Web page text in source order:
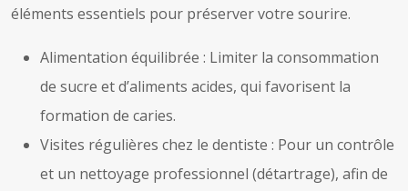
éléments essentiels pour préserver votre sourire.
Alimentation équilibrée : Limiter la consommation
de sucre et d’aliments acides, qui favorisent la
formation de caries.
Visites régulières chez le dentiste : Pour un contrôle
et un nettoyage professionnel (détartrage), afin de